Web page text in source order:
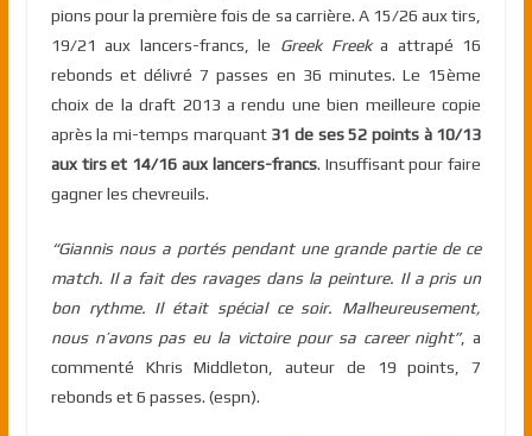
pions pour la première fois de sa carrière. A 15/26 aux tirs,
19/21 aux lancers-francs, le Greek Freeka attrapé 16
rebonds et délivré 7 passes en 36 minutes. Le 15ème
choix de la draft 2013 a rendu une bien meilleure copie
après la mi-temps marquant 31 de ses 52 points à 10/13
aux tirs et 14/16 aux lancers-francs. Insuffisant pour faire
gagner les chevreuils.
“Giannis nous a portés pendant une grande partie de ce
match. Il a fait des ravages dans la peinture. Il a pris un
bon rythme. Il était spécial ce soir. Malheureusement,
nous n’avons pas eu la victoire pour sa career night”, a
commenté Khris Middleton, auteur de 19 points, 7
rebonds et 6 passes. (espn).